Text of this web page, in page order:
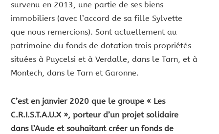
survenu en 2013, une partie de ses biens
immobiliers (avec l’accord de sa fille Sylvette
que nous remercions). Sont actuellement au
patrimoine du fonds de dotation trois propriétés
situées à Puycelsi et à Verdalle, dans le Tarn, et à
Montech, dans le Tarn et Garonne.
C’est en janvier 2020 que le groupe « Les
C.R.I.S.T.A.U.X », porteur d’un projet solidaire
dans l’Aude et souhaitant créer un fonds de